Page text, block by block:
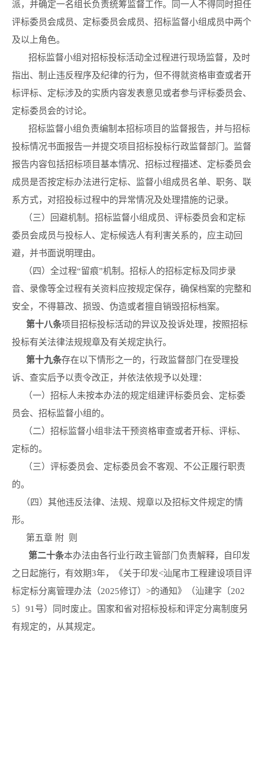
派，并确定一名组长负责统筹监督工作。同一人不得同时担任
评标委员会成员、定标委员会成员、招标监督小组成员中两个
及以上角色。
招标监督小组对招标投标活动全过程进行现场监督，及时
指出、制止违反程序及纪律的行为，但不得就资格审查或者开
标评标、定标涉及的实质内容发表意见或者参与评标委员会、
定标委员会的讨论。
招标监督小组负责编制本招标项目的监督报告，并与招标
投标情况书面报告一并提交项目招标投标行政监督部门。监督
报告内容包括招标项目基本情况、招标过程描述、定标委员会
成员是否按定标办法进行定标、监督小组成员名单、职务、联
系方式，对招投标过程中的异常情况及处理措施的记录。
（三）回避机制。招标监督小组成员、评标委员会和定标
委员会成员与投标人、定标候选人有利害关系的，应主动回
避，并书面说明理由。
（四）全过程“留痕”机制。招标人的招标定标及同步录
音、录像等全过程有关资料应按规定保存，确保档案的完整和
安全，不得篡改、损毁、伪造或者擅自销毁招标档案。
第十八条项目招标投标活动的异议及投诉处理，按照招标
投标有关法律法规规章及有关规定执行。
第十九条存在以下情形之一的，行政监督部门在受理投
诉、查实后予以责令改正，并依法依规予以处理：
（一）招标人未按本办法的规定组建评标委员会、定标委
员会、招标监督小组的。
（二）招标监督小组非法干预资格审查或者开标、评标、
定标的。
（三）评标委员会、定标委员会不客观、不公正履行职责
的。
（四）其他违反法律、法规、规章以及招标文件规定的情
形。
第五章 附 则
第二十条本办法由各行业行政主管部门负责解释，自印发
之日起施行，有效期3年，《关于印发<汕尾市工程建设项目评
标定标分离管理办法（2025修订）>的通知》（汕建字〔202
5〕91号）同时废止。国家和省对招标投标和评定分离制度另
有规定的，从其规定。